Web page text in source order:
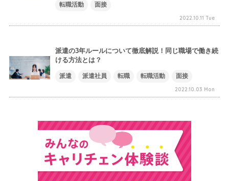
転職活動 面接
2022.10.11 Tue
派遣の3年ルールについて徹底解説！同じ職場で働き続
ける方法とは？
派遣 派遣社員 転職 転職活動 面接
2022.10.03 Mon